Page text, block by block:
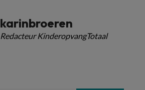
karinbroeren
Redacteur KinderopvangTotaal